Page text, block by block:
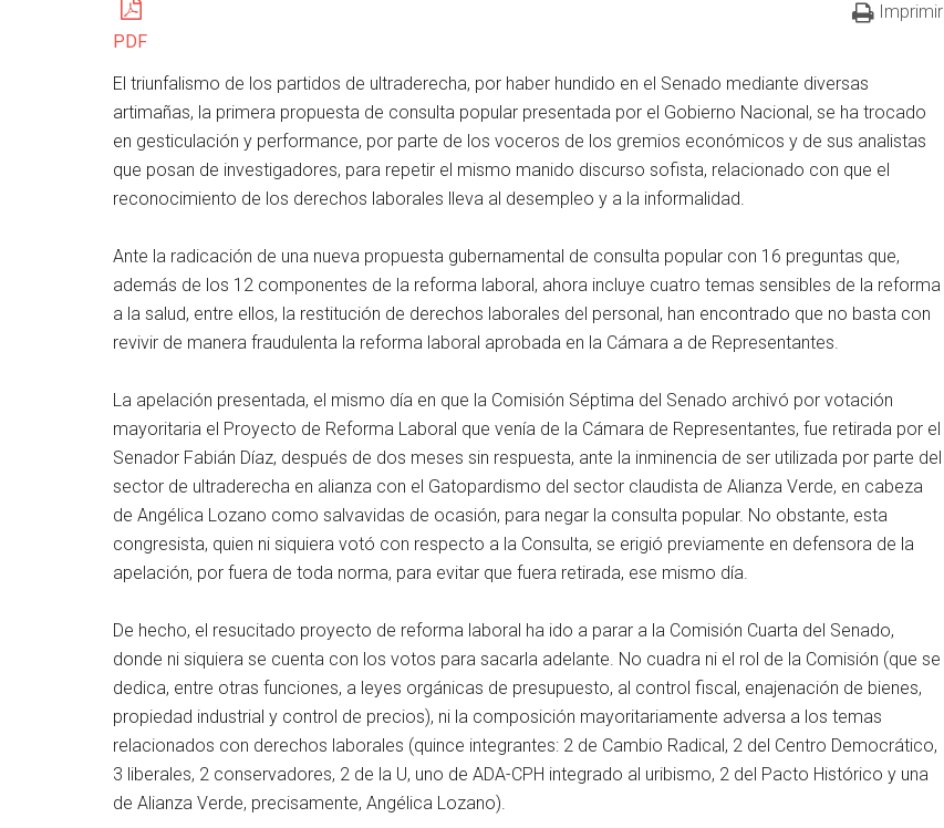
PDF
Imprimir
El triunfalismo de los partidos de ultraderecha, por haber hundido en el Senado mediante diversas
artimañas, la primera propuesta de consulta popular presentada por el Gobierno Nacional, se ha trocado
en gesticulación y performance, por parte de los voceros de los gremios económicos y de sus analistas
que posan de investigadores, para repetir el mismo manido discurso sofista, relacionado con que el
reconocimiento de los derechos laborales lleva al desempleo y a la informalidad.
Ante la radicación de una nueva propuesta gubernamental de consulta popular con 16 preguntas que,
además de los 12 componentes de la reforma laboral, ahora incluye cuatro temas sensibles de la reforma
a la salud, entre ellos, la restitución de derechos laborales del personal, han encontrado que no basta con
revivir de manera fraudulenta la reforma laboral aprobada en la Cámara a de Representantes.
La apelación presentada, el mismo día en que la Comisión Séptima del Senado archivó por votación
mayoritaria el Proyecto de Reforma Laboral que venía de la Cámara de Representantes, fue retirada por el
Senador Fabián Díaz, después de dos meses sin respuesta, ante la inminencia de ser utilizada por parte del
sector de ultraderecha en alianza con el Gatopardismo del sector claudista de Alianza Verde, en cabeza
de Angélica Lozano como salvavidas de ocasión, para negar la consulta popular. No obstante, esta
congresista, quien ni siquiera votó con respecto a la Consulta, se erigió previamente en defensora de la
apelación, por fuera de toda norma, para evitar que fuera retirada, ese mismo día.
De hecho, el resucitado proyecto de reforma laboral ha ido a parar a la Comisión Cuarta del Senado,
donde ni siquiera se cuenta con los votos para sacarla adelante. No cuadra ni el rol de la Comisión (que se
dedica, entre otras funciones, a leyes orgánicas de presupuesto, al control fiscal, enajenación de bienes,
propiedad industrial y control de precios), ni la composición mayoritariamente adversa a los temas
relacionados con derechos laborales (quince integrantes: 2 de Cambio Radical, 2 del Centro Democrático,
3 liberales, 2 conservadores, 2 de la U, uno de ADA-CPH integrado al uribismo, 2 del Pacto Histórico y una
de Alianza Verde, precisamente, Angélica Lozano).